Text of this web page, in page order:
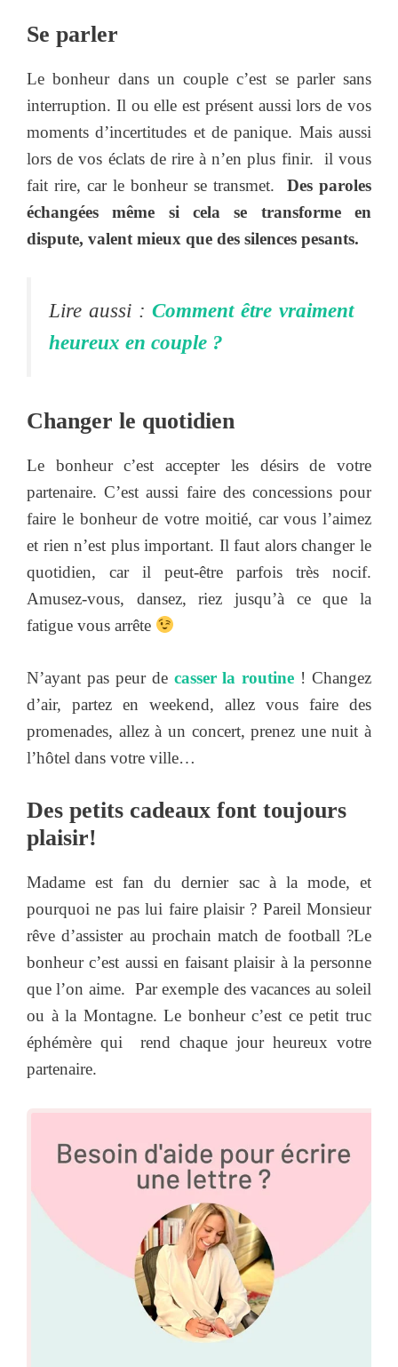
Se parler
Le bonheur dans un couple c’est se parler sans
interruption. Il ou elle est présent aussi lors de vos
moments d’incertitudes et de panique. Mais aussi
lors de vos éclats de rire à n’en plus finir. il vous
fait rire, car le bonheur se transmet.
Des paroles
échangées même si cela se transforme en
dispute, valent mieux que des silences pesants.
Lire aussi :Comment être vraiment
heureux en couple ?
Changer le quotidien
Le bonheur c’est accepter les désirs de votre
partenaire. C’est aussi faire des concessions pour
faire le bonheur de votre moitié, car vous l’aimez
et rien n’est plus important. Il faut alors changer le
quotidien, car il peut-être parfois très nocif.
Amusez-vous, dansez, riez jusqu’à ce que la
fatigue vous arrête
N’ayant pas peur de casser la routine ! Changez
d’air, partez en weekend, allez vous faire des
promenades, allez à un concert, prenez une nuit à
l’hôtel dans votre ville…
Des petits cadeaux font toujours
plaisir!
Madame est fan du dernier sac à la mode, et
pourquoi ne pas lui faire plaisir ? Pareil Monsieur
rêve d’assister au prochain match de football ?Le
bonheur c’est aussi en faisant plaisir à la personne
que l’on aime. Par exemple des vacances au soleil
ou à la Montagne. Le bonheur c’est ce petit truc
éphémère qui rend chaque jour heureux votre
partenaire.